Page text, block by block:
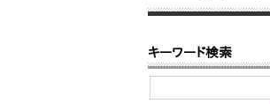
キーワード検索